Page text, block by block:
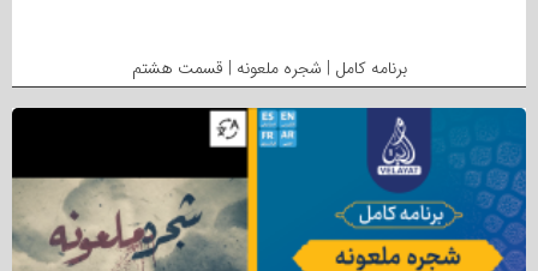
برنامه کامل | شجره ملعونه | قسمت هشتم